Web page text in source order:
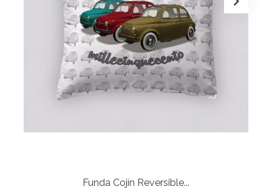
Funda Cojín Reversible...